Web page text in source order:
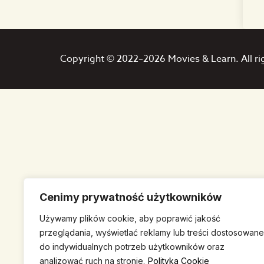
Cenimy prywatność użytkowników
Używamy plików cookie, aby poprawić jakość
przeglądania, wyświetlać reklamy lub treści dostosowane
do indywidualnych potrzeb użytkowników oraz
analizować ruch na stronie. Polityka Cookie
Copyright © 2022–2026 Movies & Learn. All